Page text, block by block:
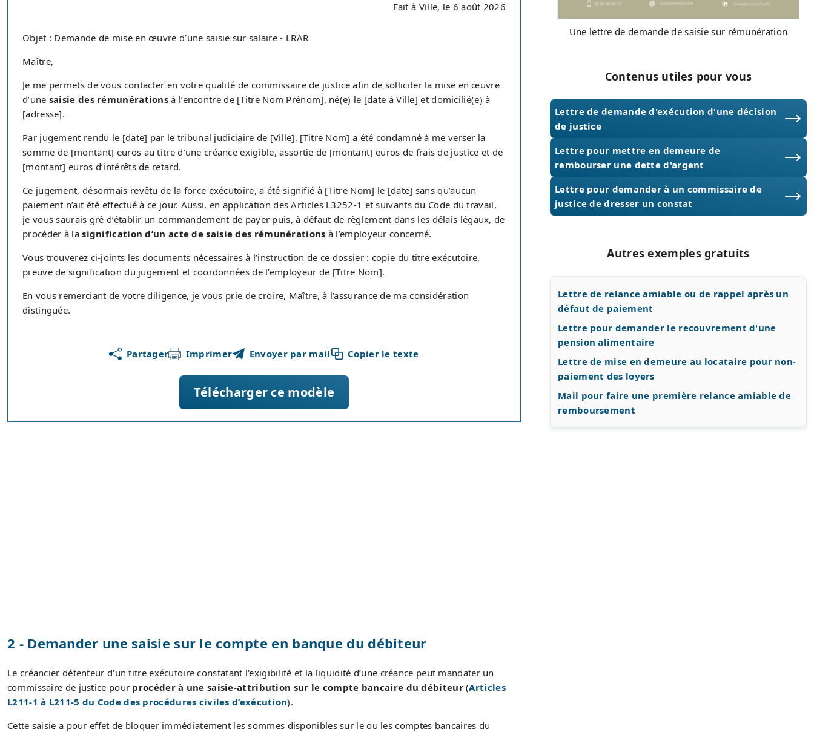
Fait à Ville, le 6 août 2026
Objet : Demande de mise en œuvre d’une saisie sur salaire - LRAR
Maître,
Je me permets de vous contacter en votre qualité de commissaire de justice afin de solliciter la mise en œuvre
d’une saisie des rémunérations à l’encontre de [Titre Nom Prénom], né(e) le [date à Ville] et domicilié(e) à
[adresse].
Par jugement rendu le [date] par le tribunal judiciaire de [Ville], [Titre Nom] a été condamné à me verser la
somme de [montant] euros au titre d’une créance exigible, assortie de [montant] euros de frais de justice et de
[montant] euros d’intérêts de retard.
Ce jugement, désormais revêtu de la force exécutoire, a été signifié à [Titre Nom] le [date] sans qu’aucun
paiement n’ait été effectué à ce jour. Aussi, en application des Articles L3252-1 et suivants du Code du travail,
je vous saurais gré d’établir un commandement de payer puis, à défaut de règlement dans les délais légaux, de
procéder à lasignification d’un acte de saisie des rémunérations à l’employeur concerné.
Vous trouverez ci-joints les documents nécessaires à l’instruction de ce dossier : copie du titre exécutoire,
preuve de signification du jugement et coordonnées de l’employeur de [Titre Nom].
En vous remerciant de votre diligence, je vous prie de croire, Maître, à l'assurance de ma considération
distinguée.
Partager Imprimer Envoyer par mail Copier le texte
Télécharger ce modèle
2 - Demander une saisie sur le compte en banque du débiteur
Le créancier détenteur d'un titre exécutoire constatant l'exigibilité et la liquidité d’une créance peut mandater un
commissaire de justice pour procéder à une saisie-attribution sur le compte bancaire du débiteur(Articles
L211-1 à L211-5 du Code des procédures civiles d’exécution).
Cette saisie a pour effet de bloquer immédiatement les sommes disponibles sur le ou les comptes bancaires du
Une lettre de demande de saisie sur rémunération
Contenus utiles pour vous
Lettre de demande d'exécution d'une décision
de justice
Lettre pour mettre en demeure de
rembourser une dette d'argent
Lettre pour demander à un commissaire de
justice de dresser un constat
Autres exemples gratuits
Lettre de relance amiable ou de rappel après un
défaut de paiement
Lettre pour demander le recouvrement d'une
pension alimentaire
Lettre de mise en demeure au locataire pour non-
paiement des loyers
Mail pour faire une première relance amiable de
remboursement